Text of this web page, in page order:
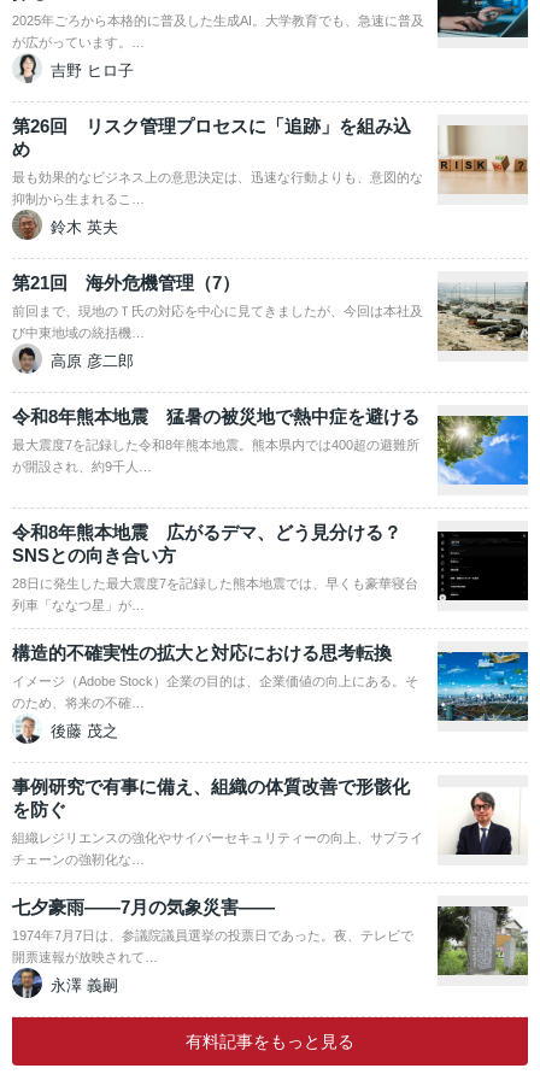
2025年ごろから本格的に普及した生成AI。大学教育でも、急速に普及
が広がっています。…
吉野 ヒロ子
第26回 リスク管理プロセスに「追跡」を組み込
め
最も効果的なビジネス上の意思決定は、迅速な行動よりも、意図的な
抑制から生まれるこ…
鈴木 英夫
第21回 海外危機管理（7）
前回まで、現地のＴ氏の対応を中心に見てきましたが、今回は本社及
び中東地域の統括機…
高原 彦二郎
令和8年熊本地震 猛暑の被災地で熱中症を避ける
最大震度7を記録した令和8年熊本地震。熊本県内では400超の避難所
が開設され、約9千人…
令和8年熊本地震 広がるデマ、どう見分ける？
SNSとの向き合い方
28日に発生した最大震度7を記録した熊本地震では、早くも豪華寝台
列車「ななつ星」が…
構造的不確実性の拡大と対応における思考転換
イメージ（Adobe Stock）企業の目的は、企業価値の向上にある。そ
のため、将来の不確…
後藤 茂之
事例研究で有事に備え、組織の体質改善で形骸化
を防ぐ
組織レジリエンスの強化やサイバーセキュリティーの向上、サプライ
チェーンの強靭化な…
七夕豪雨――7月の気象災害――
1974年7月7日は、参議院議員選挙の投票日であった。夜、テレビで
開票速報が放映されて…
永澤 義嗣
有料記事をもっと見る